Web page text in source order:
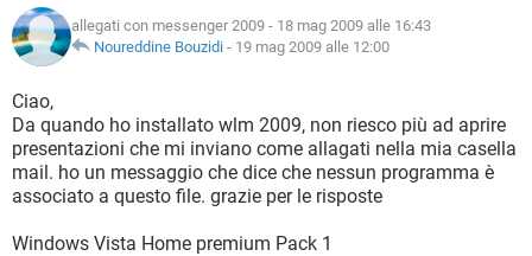
TIKTOK
HARDWARE
INSTAGRAM WHATSAPP
TIKTOK
HARDWARE
INTRATTENIMENTO
iOS WINDOWS 10
INSTAGRAM
TIKTOK FACEBOOK
HARDWARE
COVID-19 GAMING
INTRATTENIMENTO
iOS
INSTAGRAM WHATSAPP
TIKTOK FACEBOOK
GLOSSARIO
COVID-19
INTRATTENIMENTO ANDROID
iOS WINDOWS 10
WHATSAPP
TIKTOK FACEBOOK
allegati con messenger 2009 - 18 mag 2009 alle 16:43
Noureddine Bouzidi - 19 mag 2009 alle 12:00
Ciao,
Da quando ho installato wlm 2009, non riesco più ad aprire
presentazioni che mi inviano come allagati nella mia casella
mail. ho un messaggio che dice che nessun programma è
associato a questo file. grazie per le risposte
Windows Vista Home premium Pack 1